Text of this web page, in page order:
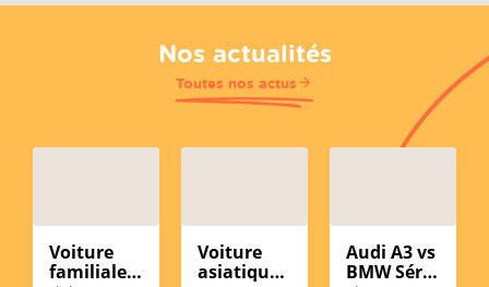
Nos actualités
Toutes nos actus
Voiture
familiale
Voiture
asiatique
Audi A3 vs
BMW Série